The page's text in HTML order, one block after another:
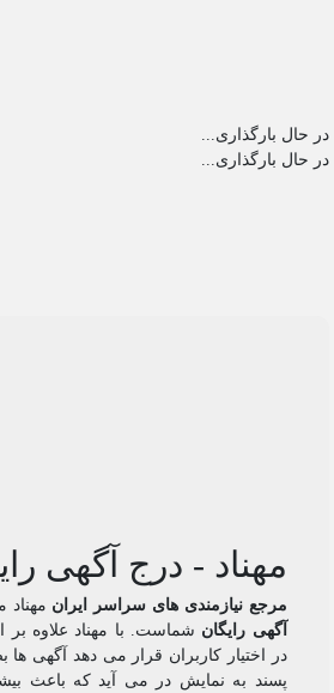
در حال بارگذاری...
در حال بارگذاری...
مهناد - درج آگهی
مرجع نیازمندی های سراسر ایران
آگهی رایگان شماست. با مهناد علاوه
در اختیار کاربران قرار می دهد آگهی
پسند به نمایش در می آید که باعث